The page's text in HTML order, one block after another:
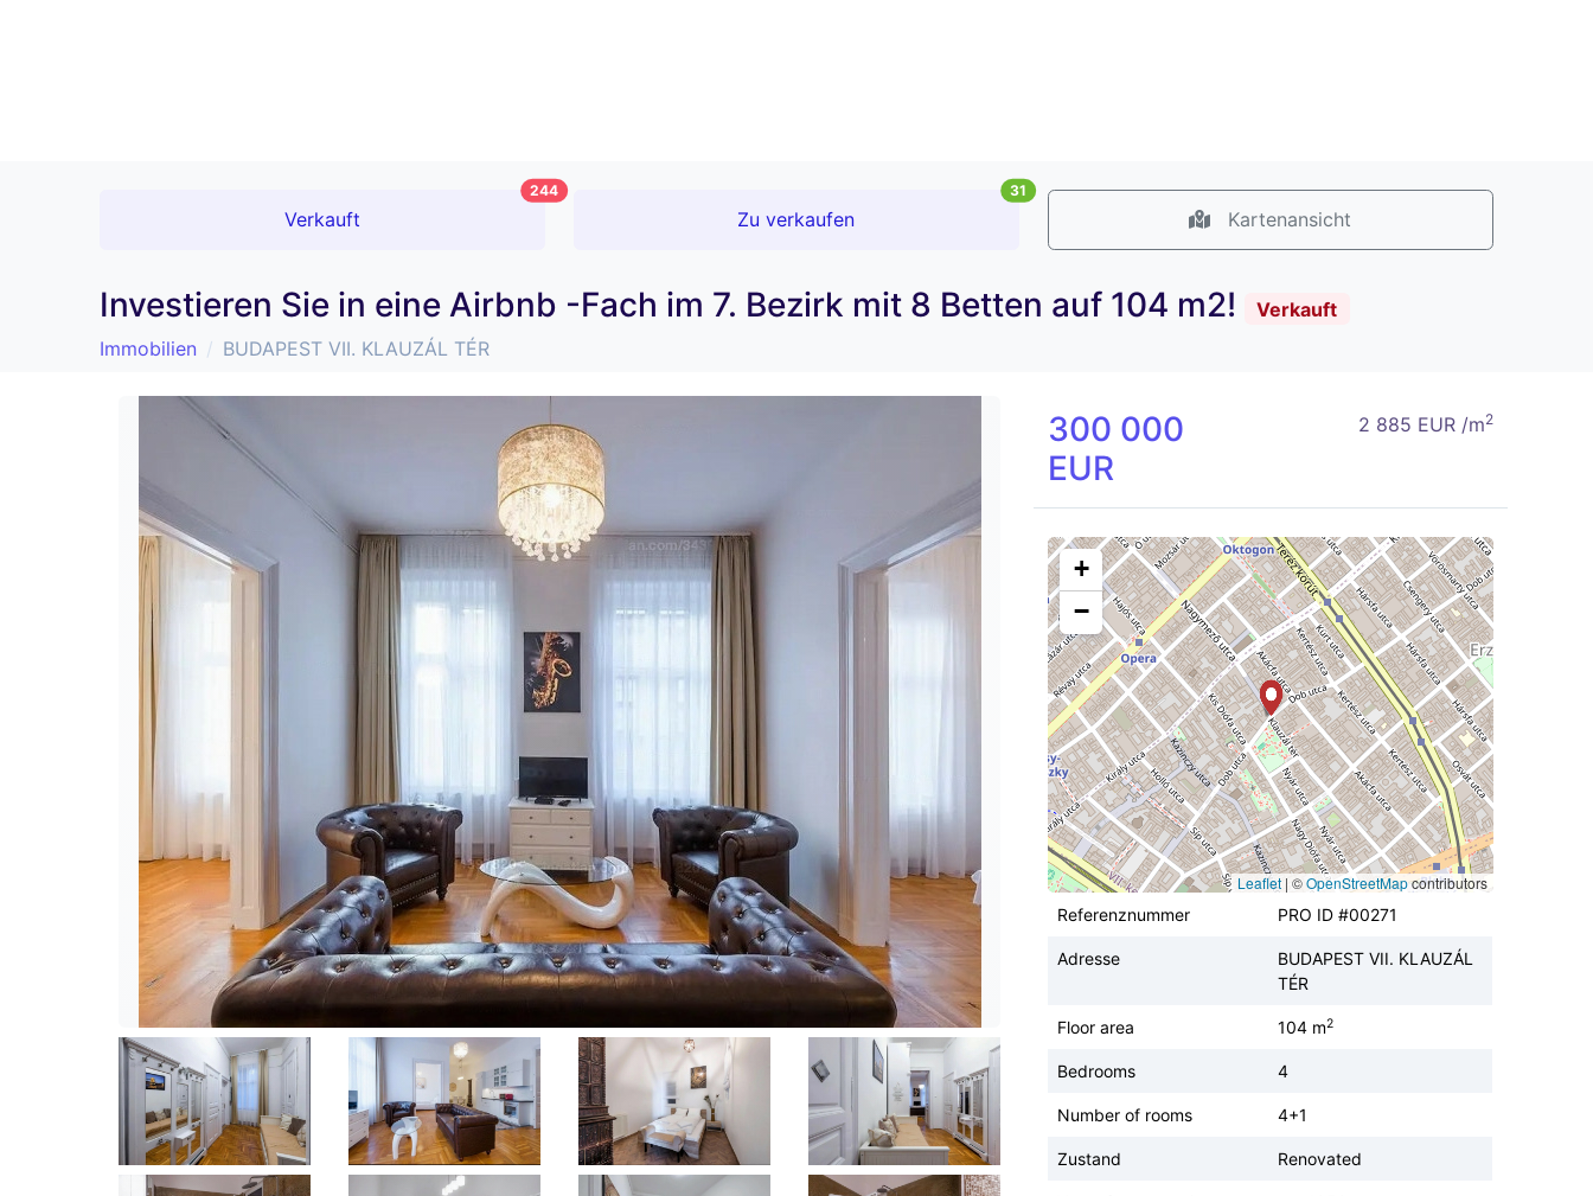
Verkauft
244
Zu verkaufen
31
Kartenansicht
Investieren Sie in eine Airbnb -Fach im 7. Bezirk mit 8 Betten auf 104 m2!
Verkauft
Immobilien
BUDAPEST VII. KLAUZÁL TÉR
300 000
EUR
2 885 EUR /m2
+
−
Leaflet | ©OpenStreetMapcontributors
Referenznummer
PRO ID #00271
Adresse
BUDAPEST VII. KLAUZÁL
TÉR
Floor area 104 m2
Bedrooms 4
Number of rooms 4+1
Zustand Renovated